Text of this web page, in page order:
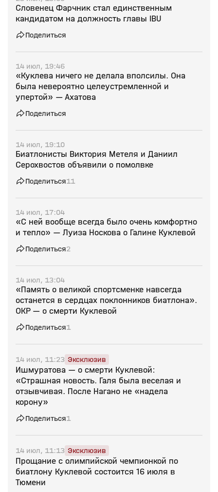
Словенец Фарчник стал единственным
кандидатом на должность главы IBU
Поделиться
14 июл, 19:46
«Куклева ничего не делала вполсилы. Она
была невероятно целеустремленной и
упертой» — Ахатова
Поделиться
14 июл, 19:10
Биатлонисты Виктория Метеля и Даниил
Серохвостов объявили о помолвке
Поделиться11
14 июл, 17:04
«С ней вообще всегда было очень комфортно
и тепло» — Луиза Носкова о Галине Куклевой
Поделиться2
14 июл, 13:04
«Память о великой спортсменке навсегда
останется в сердцах поклонников биатлона».
ОКР — о смерти Куклевой
Поделиться1
14 июл, 11:23 Эксклюзив
Ишмуратова — о смерти Куклевой:
«Страшная новость. Галя была веселая и
отзывчивая. После Нагано не «надела
корону»
Поделиться1
14 июл, 11:13 Эксклюзив
Прощание с олимпийской чемпионкой по
биатлону Куклевой состоится 16 июля в
Тюмени